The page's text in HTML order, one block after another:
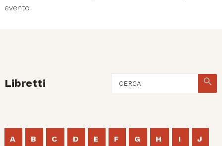
evento
Libretti
A B C D E F G H I J